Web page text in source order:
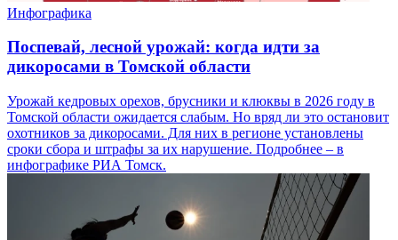
Инфографика
Поспевай, лесной урожай: когда идти за
дикоросами в Томской области
Урожай кедровых орехов, брусники и клюквы в 2026 году в
Томской области ожидается слабым. Но вряд ли это остановит
охотников за дикоросами. Для них в регионе установлены
сроки сбора и штрафы за их нарушение. Подробнее – в
инфографике РИА Томск.